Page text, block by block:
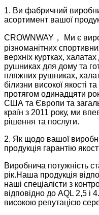
1. Ви фабричний
асортимент вашої
CROWNWAY， Ми є
різноманітних
верхніх куртках,
рушниках для дому та
пляжних рушниках,
білизни високої якості
протягом одинадцяти
США та Європи та
країн з 2011 року, ми
рішення та послуги.
2. Як щодо вашої
продукція гарантію
Виробнича потужність
рік.Наша продукція
наші спеціалісти з
відповідно до AQL 2,5 і
високою репутацією